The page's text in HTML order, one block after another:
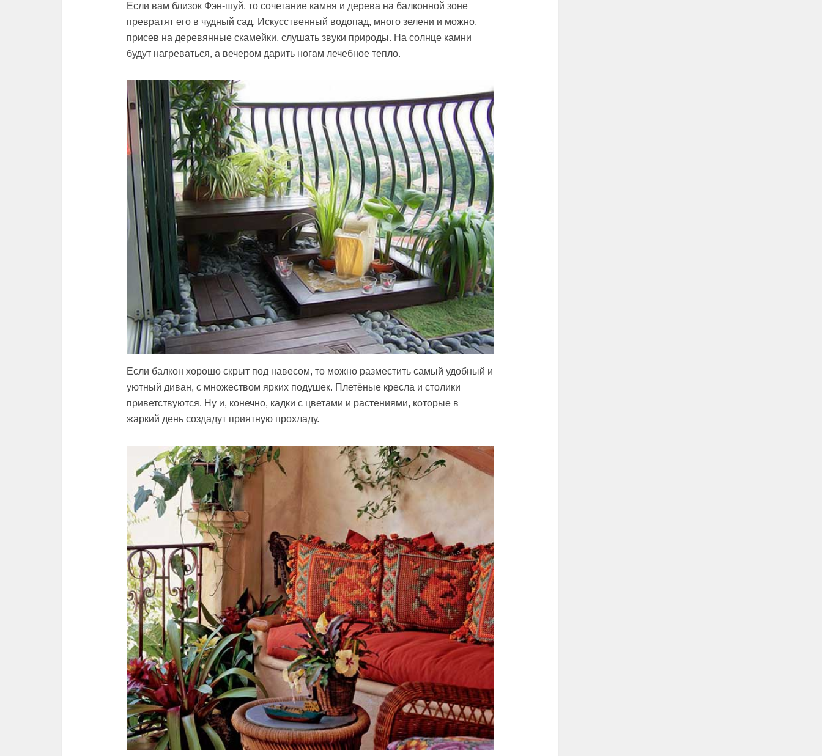
Если вам близок Фэн-шуй, то сочетание камня и дерева на балконной зоне
превратят его в чудный сад. Искусственный водопад, много зелени и можно,
присев на деревянные скамейки, слушать звуки природы. На солнце камни
будут нагреваться, а вечером дарить ногам лечебное тепло.
Если балкон хорошо скрыт под навесом, то можно разместить самый удобный и
уютный диван, с множеством ярких подушек. Плетёные кресла и столики
приветствуются. Ну и, конечно, кадки с цветами и растениями, которые в
жаркий день создадут приятную прохладу.